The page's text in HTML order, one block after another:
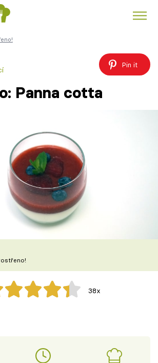
Pin it
Panna cotta
38x